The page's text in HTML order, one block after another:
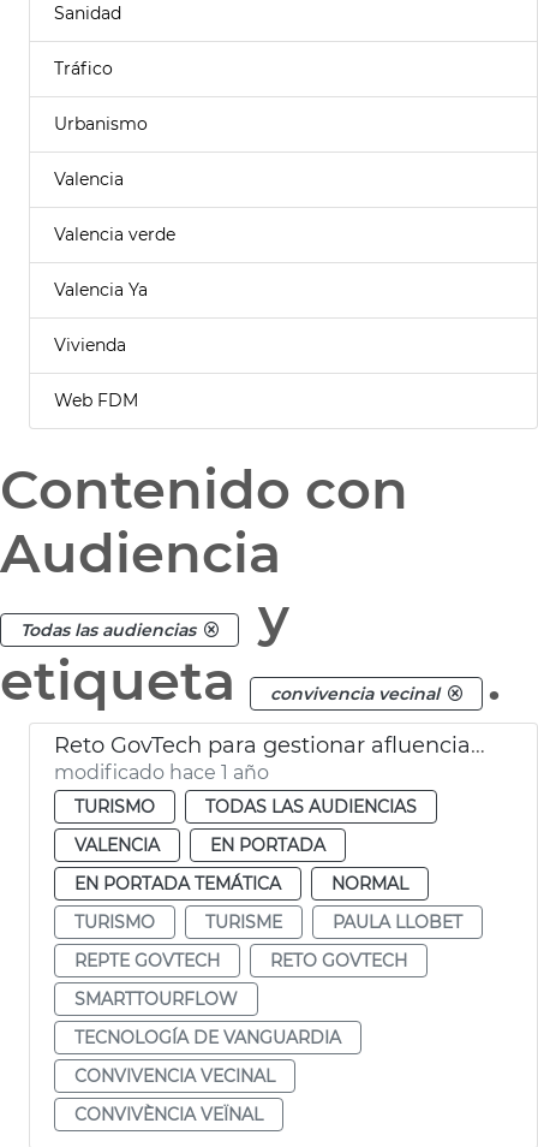
Sanidad
Tráfico
Urbanismo
Valencia
Valencia verde
Valencia Ya
Vivienda
Web FDM
Contenido con
Audiencia
Todas las audiencias
y
etiqueta
convivencia vecinal .
Reto GovTech para gestionar afluencia turística con tecnología
modificado hace 1 año
TURISMO
TODAS LAS AUDIENCIAS
VALENCIA
EN PORTADA
EN PORTADA TEMÁTICA
NORMAL
TURISMO
TURISME
PAULA LLOBET
REPTE GOVTECH
RETO GOVTECH
SMARTTOURFLOW
TECNOLOGÍA DE VANGUARDIA
CONVIVENCIA VECINAL
CONVIVÈNCIA VEÏNAL